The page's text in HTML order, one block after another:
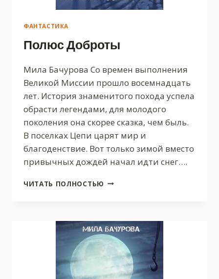
ФАНТАСТИКА
Полюс Доброты
Мила Бачурова Со времен выполнения
Великой Миссии прошло восемнадцать
лет. История знаменитого похода успела
обрасти легендами, для молодого
поколения она скорее сказка, чем быль.
В поселках Цепи царят мир и
благоденствие. Вот только зимой вместо
привычных дождей начал идти снег….
ЧИТАТЬ ПОЛНОСТЬЮ ПОЛЮС